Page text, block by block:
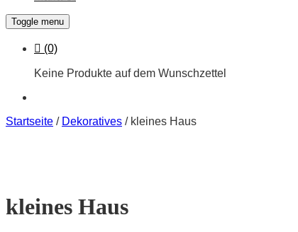
Toggle menu
Cart
(0)
Keine Produkte auf dem Wunschzettel
Startseite / Dekoratives / kleines Haus
kleines Haus